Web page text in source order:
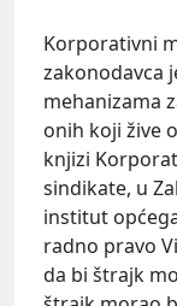
Korporativni
zakonodavca
mehanizama
onih koji žive
knjizi
sindikate, u
institut
radno pravo
da bi štrajk